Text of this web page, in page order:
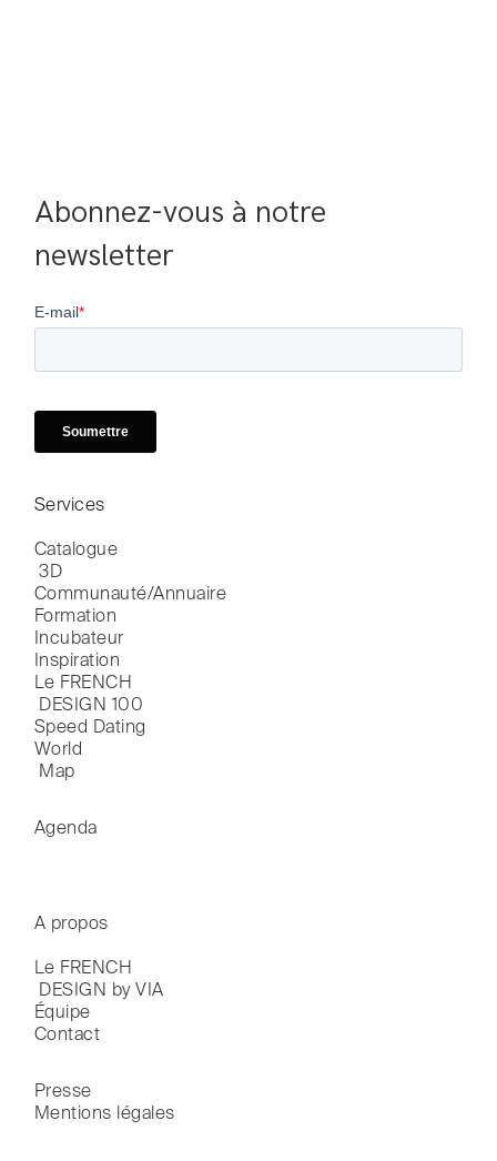
Abonnez-vous à notre
newsletter
Services
Catalogue
3D
Communauté/Annuaire
Formation
Incubateur
Inspiration
Le FRENCH
DESIGN 100
Speed Dating
World
Map
Agenda
A propos
Le FRENCH
DESIGN by VIA
Équipe
Contact
Presse
Mentions légales